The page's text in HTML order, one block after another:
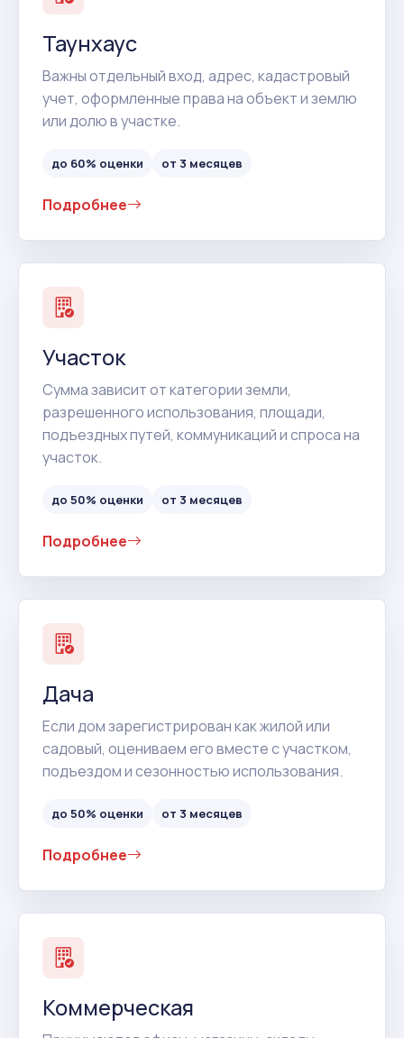
Таунхаус
Важны отдельный вход, адрес, кадастровый
учет, оформленные права на объект и землю
или долю в участке.
до 60% оценки от 3 месяцев
Подробнее
Участок
Сумма зависит от категории земли,
разрешенного использования, площади,
подъездных путей, коммуникаций и спроса на
участок.
до 50% оценки от 3 месяцев
Подробнее
Дача
Если дом зарегистрирован как жилой или
садовый, оцениваем его вместе с участком,
подъездом и сезонностью использования.
до 50% оценки от 3 месяцев
Подробнее
Коммерческая